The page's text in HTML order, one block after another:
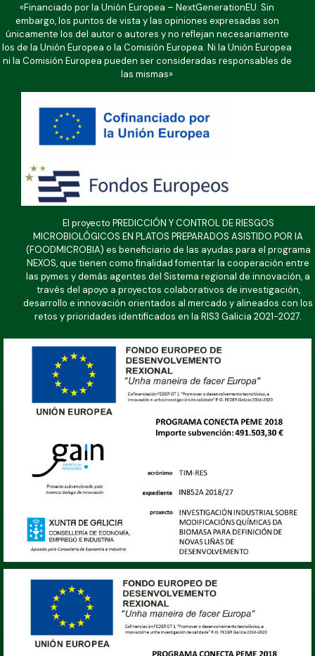
«Financiado por la Unión Europea – NextGenerationEU. Sin
embargo, los puntos de vista y las opiniones expresadas son
únicamente los del autor o autores y no reflejan necesariamente
los de la Unión Europea o la Comisión Europea. Ni la Unión Europea
ni la Comisión Europea pueden ser consideradas responsables de
las mismas»
El proyecto PREDICCIÓN Y CONTROL DE RIESGOS
MICROBIOLÓGICOS EN PLATOS PREPARADOS ASISTIDO POR IA
(FOODMICROBIA) es beneficiario de las ayudas para el programa
NEXOS, que tienen como finalidad fomentar la cooperación entre
las pymes y demás agentes del Sistema regional de innovación, a
través del apoyo a proyectos colaborativos de investigación,
desarrollo e innovación orientados al mercado y alineados con los
retos y prioridades identificados en la RIS3 Galicia 2021-2027.